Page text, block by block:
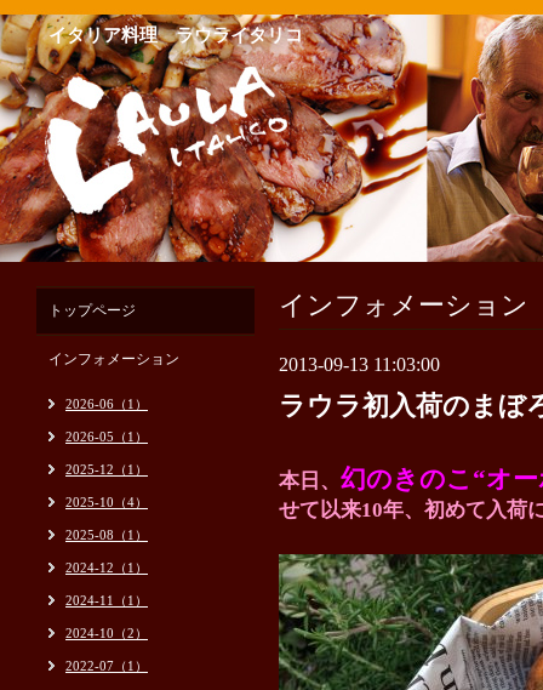
イタリア料理 ラウライタリコ
インフォメーション
2013-09-13 11:03:00
ラウラ初入荷のまぼ
本日、 幻のきのこ“オ
せて以来10年、初めて入荷
トップページ
インフォメーション
2026-06（1）
2026-05（1）
2025-12（1）
2025-10（4）
2025-08（1）
2024-12（1）
2024-11（1）
2024-10（2）
2022-07（1）